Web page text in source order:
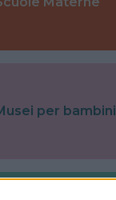
per bambini